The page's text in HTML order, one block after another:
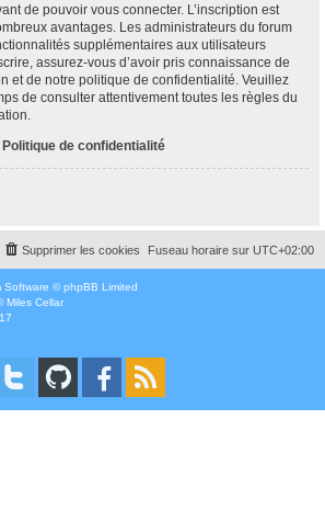
de pouvoir vous connecter. L’inscription est
avantages. Les administrateurs du forum
supplémentaires aux utilisateurs
assurez-vous d’avoir pris connaissance de
et de notre politique de confidentialité. Veuillez
de consulter attentivement toutes les règles du
Politique de confidentialité
Fuseau horaire sur UTC+02:00
Supprimer les cookies
Software © phpBB Limited
Miles Cellar